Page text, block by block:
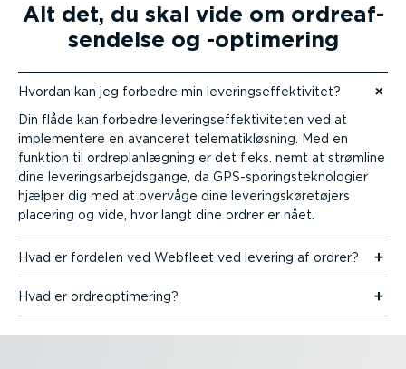
Alt det, du skal vide om ordre­af­
sen­delse og -optimering
Hvordan kan jeg forbedre min leverings­ef­fek­ti­vitet?
Gå til indhold
Din flåde kan forbedre leverings­ef­fek­ti­vi­teten ved at
imple­mentere en avanceret telema­tik­løsning. Med en
funktion til ordre­plan­lægning er det f.eks. nemt at strømline
dine leverings­ar­bejds­gange, da GPS-spor­ings­tek­no­logier
hjælper dig med at overvåge dine leverings­kø­re­tøjers
placering og vide, hvor langt dine ordrer er nået.
Hvad er fordelen ved Webfleet ved levering af ordrer?
Hvad er ordre­op­ti­mering?